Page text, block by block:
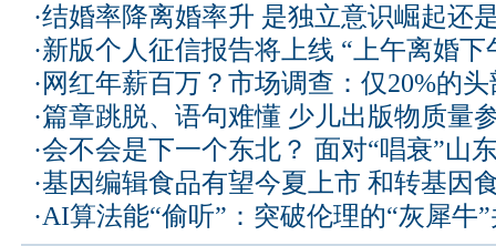
·结婚率降离婚率升 是独立意识崛起还
·新版个人征信报告将上线 “上午离婚下
· 网红年薪百万？市场调查：仅20%的
·篇章跳脱、语句难懂 少儿出版物质量
·会不会是下一个东北？ 面对“唱衰”山
·基因编辑食品有望今夏上市 和转基因
·AI算法能“偷听”：突破伦理的“灰犀牛